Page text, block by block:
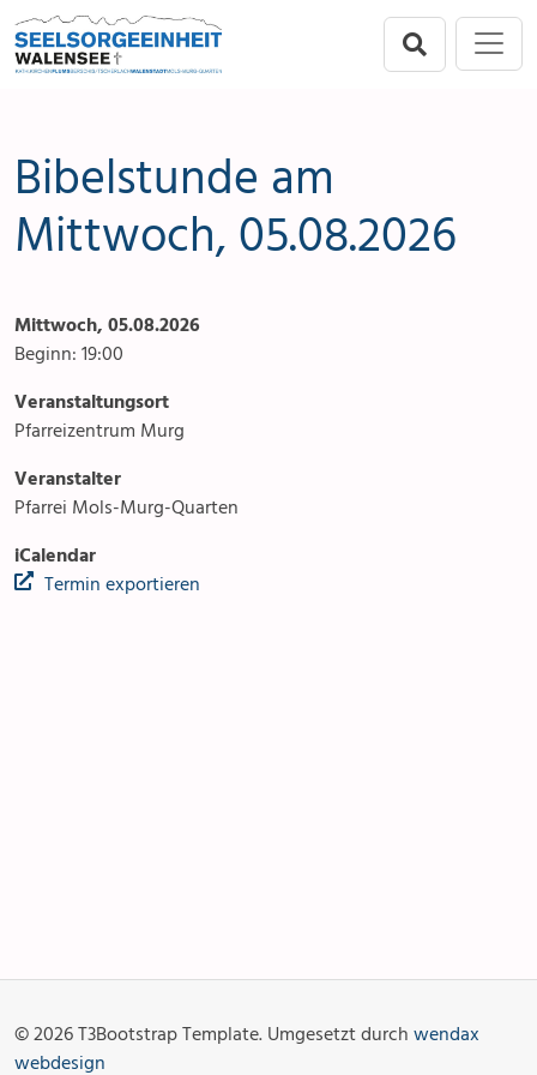
Direkt zur Hauptnavigation springen
Direkt zum Inhalt springen
Bibelstunde am
Mittwoch, 05.08.2026
Mittwoch, 05.08.2026
Beginn: 19:00
Veranstaltungsort
Pfarreizentrum Murg
Veranstalter
Pfarrei Mols-Murg-Quarten
iCalendar
Termin exportieren
© 2026 T3Bootstrap Template. Umgesetzt durch wendax
webdesign
Berschis-Tscherlach
Mols-Murg-Quarten
Angebot & Sakramente
Aktuelles
Fotogalerie
Links